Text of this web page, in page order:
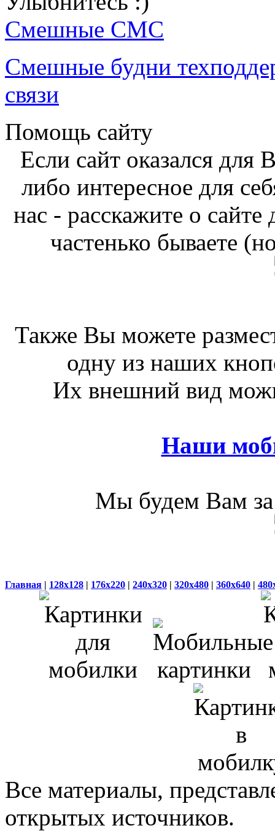
Смешные СМС
Смешные будни
связи
Помощь сайту
Если сайт оказался
либо интересное для
нас - расскажите о
частенько бываете
Также Вы можете
одну из наших
Их внешний вид
Наши
Мы будем Вам за
Главная | 128x128 | 176x220 | 240x320 | 320x480 | 360x640 |
Все материалы,
открытых источников.